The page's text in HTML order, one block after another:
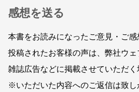
感想を送る
本書をお読みになったご意見・ご感
投稿されたお客様の声は、弊社ウェ
雑誌広告などに掲載させていただく
※いただいた内容へのご返信は致し